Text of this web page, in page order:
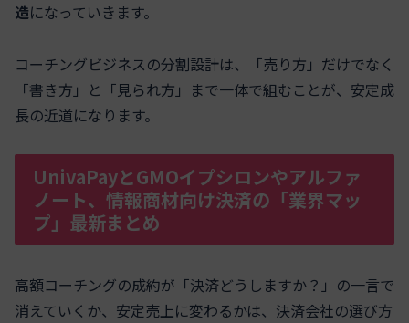
造になっていきます。
コーチングビジネスの分割設計は、「売り方」だけでなく
「書き方」と「見られ方」まで一体で組むことが、安定成
長の近道になります。
UnivaPayとGMOイプシロンやアルファ
ノート、情報商材向け決済の「業界マッ
プ」最新まとめ
高額コーチングの成約が「決済どうしますか？」の一言で
消えていくか、安定売上に変わるかは、決済会社の選び方